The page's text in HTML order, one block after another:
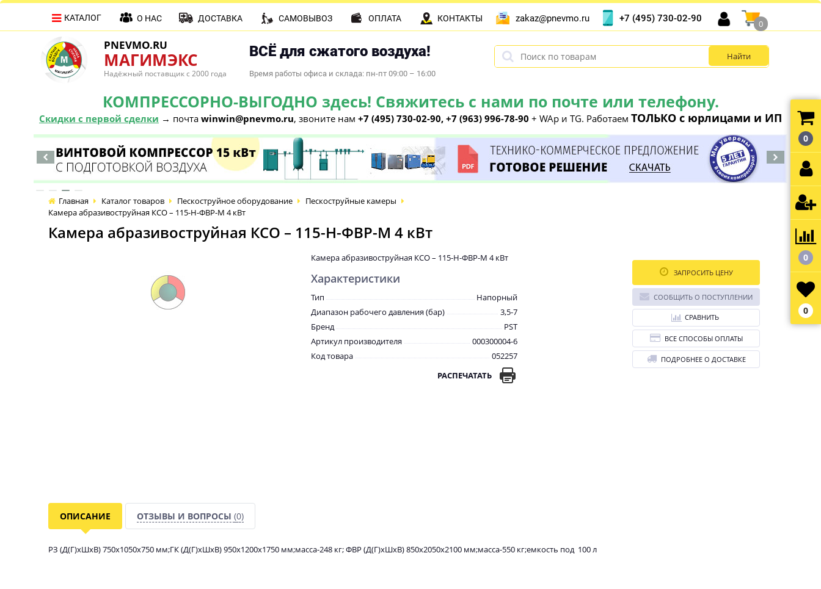
PNEVMO.RU
МАГИМЭКС
Надёжный поставщик с 2000 года
ВСЁ для сжатого воздуха!
Время работы офиса и склада: пн-пт 09:00 – 16:00
КОМПРЕССОРНО-ВЫГОДНО здесь! Свяжитесь с нами по почте или телефону.
Скидки с первой сделки → почта winwin@pnevmo.ru, звоните нам +7 (495) 730-02-90, +7 (963) 996-78-90 + WAp и TG. Работаем ТОЛЬКО с юрлицами и ИП
КАТАЛОГ О НАС ДОСТАВКА САМОВЫВОЗ ОПЛАТА КОНТАКТЫ zakaz@pnevmo.ru +7 (495) 730-02-90
0
Главная Каталог товаров Пескоструйное оборудование
Пескоструйные камеры
Камера абразивоструйная КСО – 115-Н-ФВР-М 4 кВт
Камера абразивоструйная КСО – 115-Н-ФВР-М 4 кВт
Камера абразивоструйная КСО – 115-Н-ФВР-М 4 кВт
Характеристики
Тип
Напорный
Диапазон рабочего давления (бар)
3,5-7
Бренд
PST
Артикул производителя
000300004-6
Код товара
052257
РАСПЕЧАТАТЬ
ЗАПРОСИТЬ ЦЕНУ
СООБЩИТЬ О ПОСТУПЛЕНИИ
СРАВНИТЬ
ВСЕ СПОСОБЫ ОПЛАТЫ
ПОДРОБНЕЕ О ДОСТАВКЕ
ОПИСАНИЕ ОТЗЫВЫ И ВОПРОСЫ (0)
РЗ (Д(Г)хШхВ) 750х1050х750 мм;ГК (Д(Г)хШхВ) 950х1200х1750 мм;масса-248 кг; ФВР (Д(Г)хШхВ) 850х2050х2100 мм;масса-550 кг;емкость под 100 л
0
0
0